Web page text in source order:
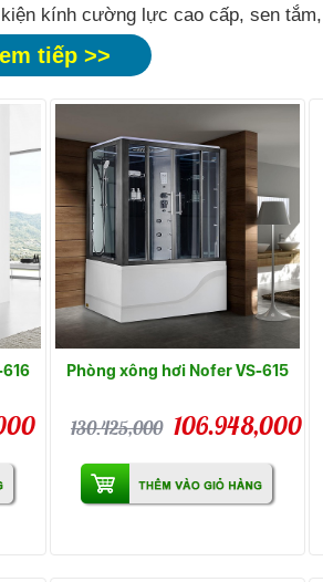
kính cường lực cao cấp, sen
tiếp >>
Phòng xông hơi Nofer VS-615
130.425,000 106.948,000